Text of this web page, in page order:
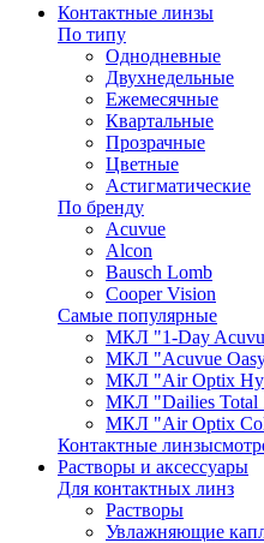
Контактные линзы
По типу
Однодневные
Двухнедельные
Ежемесячные
Квартальные
Прозрачные
Цветные
Астигматические
По бренду
Acuvue
Alcon
Bausch Lomb
Cooper Vision
Самые популярные
МКЛ "1-Day
МКЛ "Acuvue
МКЛ "Air Optix
МКЛ "Dailies Total
МКЛ "Air Optix
Контактные линзы
Растворы и аксессуары
Для контактных линз
Растворы
Увлажняющие